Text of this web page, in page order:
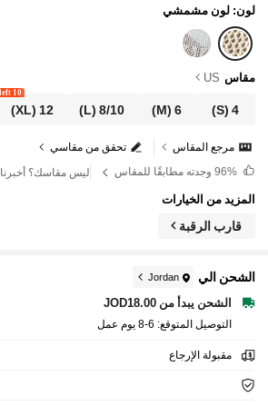
لون: لون مشمشي
مقاس US
4
(S)
6
(M)
8/10
(L)
12
(XL)
10 left
تحقق من مقاسي
مرجع المقاس
وجدته مطابقًا للمقاس ليس مقاسك؟ أخبرنا
المزيد من الخيارات
قارب الرقبة
الشحن الي Jordan
الشحن يبدأ من JOD18.00
التوصيل المتوقع: 6-8 يوم عمل
مقبولة الإرجاع